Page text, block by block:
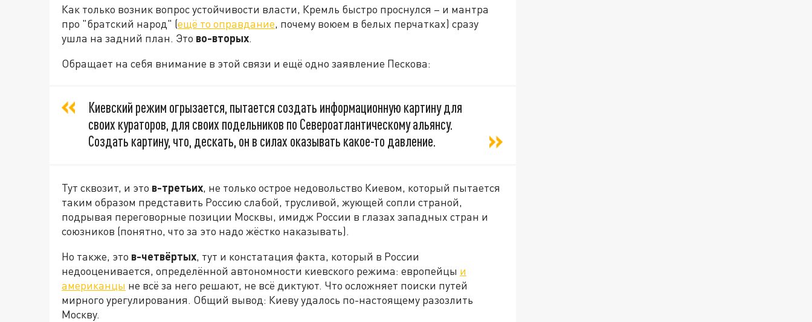
Как только возник вопрос устойчивости власти, Кремль быстро проснулся – и мантра
про "братский народ" (ещё то оправдание, почему воюем в белых перчатках) сразу
ушла на задний план. Это во-вторых.
Обращает на себя внимание в этой связи и ещё одно заявление Пескова:
Киевский режим огрызается, пытается создать информационную картину для
своих кураторов, для своих подельников по Североатлантическому альянсу.
Создать картину, что, дескать, он в силах оказывать какое-то давление.
Тут сквозит, и это в-третьих, не только острое недовольство Киевом, который пытается
таким образом представить Россию слабой, трусливой, жующей сопли страной,
подрывая переговорные позиции Москвы, имидж России в глазах западных стран и
союзников (понятно, что за это надо жёстко наказывать).
Но также, это в-четвёртых, тут и констатация факта, который в России
недооценивается, определённой автономности киевского режима: европейцы и
американцы не всё за него решают, не всё диктуют. Что осложняет поиски путей
мирного урегулирования. Общий вывод: Киеву удалось по-настоящему разозлить
Москву.